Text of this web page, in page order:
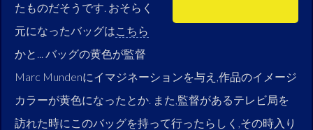
たものだそうです. おそらく
元になったバッグはこちら
かと... バッグの黄色が監督
Marc Mundenにイマジネーションを与え,作品のイメージ
カラーが黄色になったとか. また,監督があるテレビ局を
訪れた時にこのバッグを持って行ったらしく,その時入り